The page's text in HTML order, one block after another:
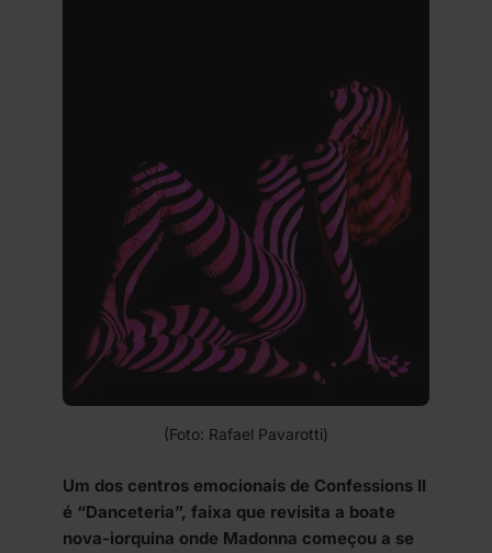
(Foto: Rafael Pavarotti)
Um dos centros emocionais de Confessions II
é “Danceteria”, faixa que revisita a boate
nova-iorquina onde Madonna começou a se